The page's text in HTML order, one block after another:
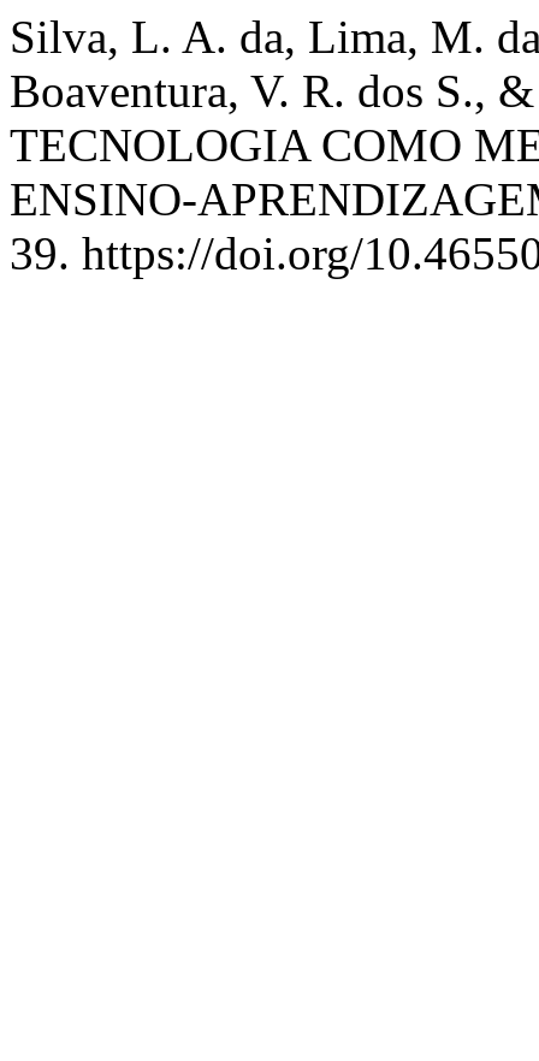
Silva, L. A. da, Lima, M.
Boaventura, V. R. dos S.,
TECNOLOGIA COMO
ENSINO-
39. https://doi.org/